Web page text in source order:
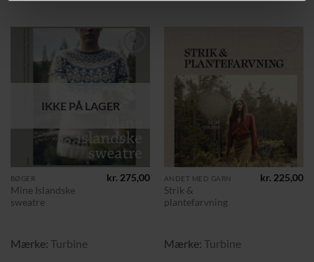
Tilføj til
ønskeliste
IKKE PÅ LAGER
BØGER
Mine Islandske
sweatre
kr. 275,00
Mærke: Turbine
Tilføj til
ANDET MED GARN
Strik &
plantefarvning
kr. 225,00
Mærke: Turbine